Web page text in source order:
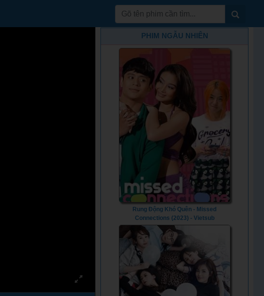
PHIM NGẪU NHIÊN
Rung Động Khó Quên - Missed
Connections (2023) - Vietsub